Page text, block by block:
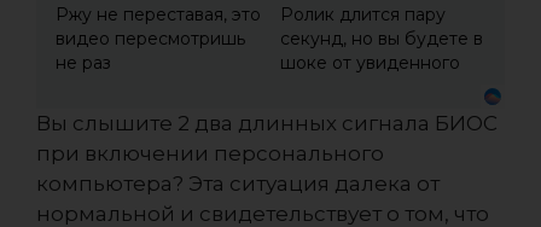
Ржу не переставая, это
видео пересмотришь
не раз
Ролик длится пару
секунд, но вы будете в
шоке от увиденного
Вы слышите 2 два длинных сигнала БИОС
при включении персонального
компьютера? Эта ситуация далека от
нормальной и свидетельствует о том, что